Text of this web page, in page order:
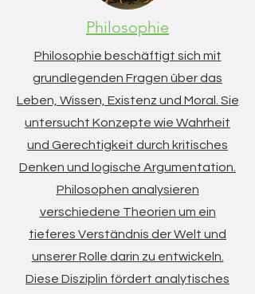
Philosophie
Philosophie beschäftigt sich mit
grundlegenden Fragen über das
Leben, Wissen, Existenz und Moral. Sie
untersucht Konzepte wie Wahrheit
und Gerechtigkeit durch kritisches
Denken und logische Argumentation.
Philosophen analysieren
verschiedene Theorien um ein
tieferes Verständnis der Welt und
unserer Rolle darin zu entwickeln.
Diese Disziplin fördert analytisches